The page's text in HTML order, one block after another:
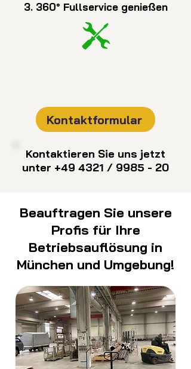
3. 360° Fullservice genießen
Kontaktformular
Kontaktieren Sie uns jetzt
unter +49 4321 / 9985 - 20
Beauftragen Sie unsere
Profis für Ihre
Betriebsauflösung in
München und Umgebung!